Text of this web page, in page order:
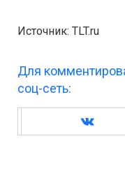
Источник: TLT.ru
Для
соц-сеть: